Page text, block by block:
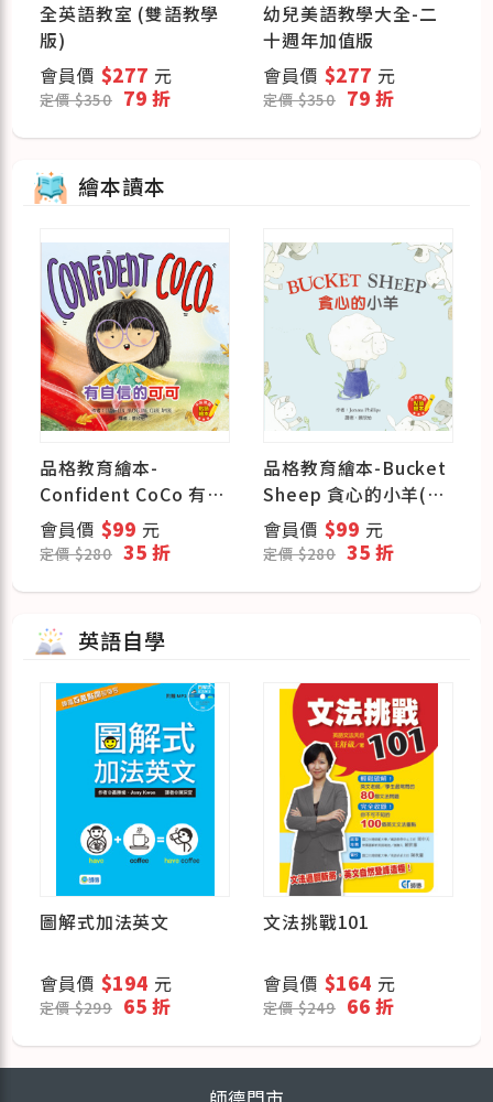
全英語教室 (雙語教學
版)
會員價 $277 元
定價 $350 79 折
幼兒美語教學大全-二
十週年加值版
會員價 $277 元
定價 $350 79 折
繪本讀本
品格教育繪本-
Confident CoCo 有自
信的可可(雙語繪本)
會員價 $99 元
定價 $280 35 折
品格教育繪本-Bucket
Sheep 貪心的小羊(雙
語繪本)
會員價 $99 元
定價 $280 35 折
英語自學
圖解式加法英文
會員價 $194 元
定價 $299 65 折
文法挑戰101
會員價 $164 元
定價 $249 66 折